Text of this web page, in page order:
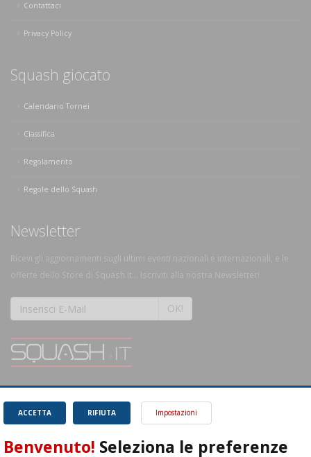
Contattaci
Privacy Policy
Squash giocato
Calendario Tornei
Classifica
Regolamento
Regole dello Squash
Newsletter
Ricevi gli aggiornamenti sugli ultimi eventi nazionali e internazionali, e le
offerte dello Store di Squash.it... Iscriviti alla nostra Newsletter!
OK!
SQUASH.it: Il punto di riferimento quotidiano per tutti gli amanti di questo
magnifico sport.
Leggi
RIFIUTA
ACCETTA Impostazioni
Benvenuto! Seleziona le preferenze